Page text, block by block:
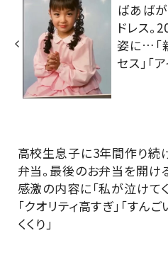
ばあば
ドレス。
姿に…「
セス」「
高校生息子に3年間作り続
弁当。最後のお弁当を開ける
感激の内容に「私が泣けてく
「クオリティ高すぎ」「すん
くくり」